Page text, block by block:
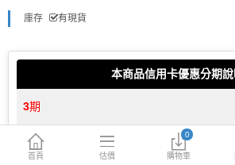
More Categories
首頁 估價
0
購物車
庫存 有現貨
本商品信用卡優惠分期
3期
6期